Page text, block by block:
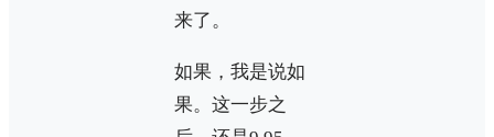
来了。
如果，我是说如
果。这一步之